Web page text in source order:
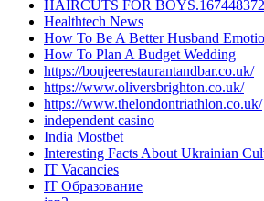
HAIRCUTS FOR
Healthtech News
How To Be A Better Husband
How To Plan A Budget Wedding
https://boujeerestaurantandbar.co.uk/
https://www.oliversbrighton.co.uk/
https://www.thelondontriathlon.co.uk/
independent casino
India Mostbet
Interesting Facts About Ukrainian
IT Vacancies
IT Образование